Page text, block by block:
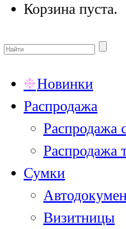
Корзина пуста.
Новинки
Распродажа
Распродажа
Распродажа
Сумки
Визитницы